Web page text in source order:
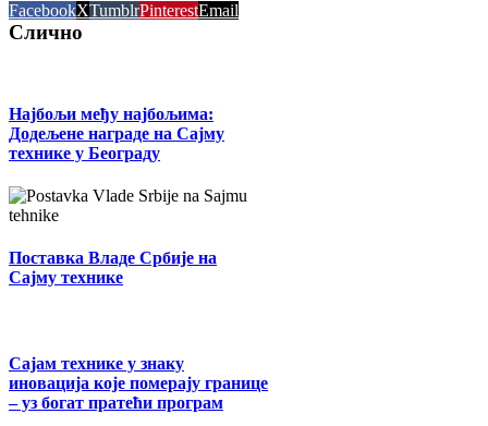
FacebookXTumblrPinterestEmail
Слично
Најбољи међу најбољима:
Додељене награде на Сајму
технике у Београду
Поставка Владе Србије на
Сајму технике
Сајам технике у знаку
иновација које померају границе
– уз богат пратећи програм